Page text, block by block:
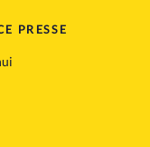
PRESSE